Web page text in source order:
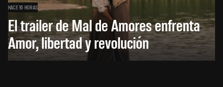
HACE 16 HORAS
El trailer de Mal de Amores enfrenta
Amor, libertad y revolución